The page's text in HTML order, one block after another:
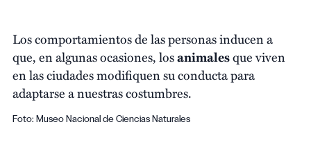
Los comportamientos de las personas inducen a
que, en algunas ocasiones, losanimalesque viven
en las ciudades modifiquen su conducta para
adaptarse a nuestras costumbres.
Foto: Museo Nacional de Ciencias Naturales